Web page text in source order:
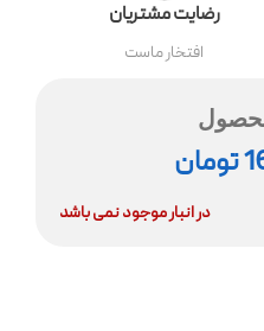
رضایت مشتریان
افتخار ماست
تومان
در انبار موجود نمی باشد